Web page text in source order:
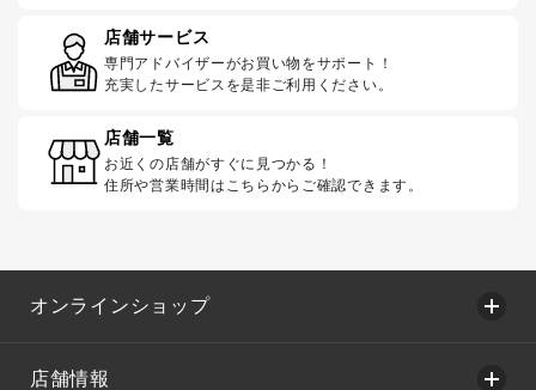
店舗サービス
専門アドバイザーがお買い物をサポート！
充実したサービスを是非ご利用ください。
店舗一覧
お近くの店舗がすぐに見つかる！
住所や営業時間はこちらからご確認できます。
オンラインショップ
店舗情報